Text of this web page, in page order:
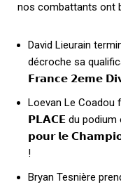
nos combattants ont
David Lieurain
décroche sa
𝗙𝗿𝗮𝗻𝗰𝗲 𝟮𝗲𝗺𝗲
Loevan Le
𝗣𝗟𝗔𝗖𝗘 du podium
𝗽𝗼𝘂𝗿 𝗹𝗲
!
Bryan Tesnière